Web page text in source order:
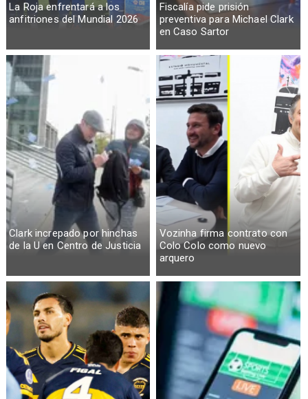
La Roja enfrentará a los
anfitriones del Mundial 2026
Fiscalía pide prisión
preventiva para Michael Clark
en Caso Sartor
Clark increpado por hinchas
de la U en Centro de Justicia
Vozinha firma contrato con
Colo Colo como nuevo
arquero